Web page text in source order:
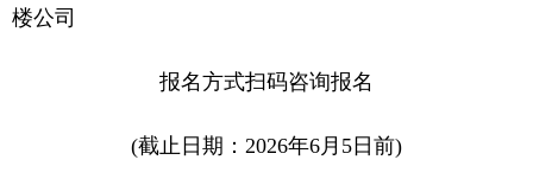
楼公司
报名方式扫码咨询报名
(截止日期：2026年6月5日前)